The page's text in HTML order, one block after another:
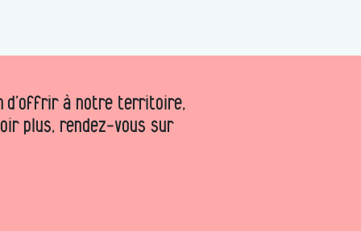
d’offrir à notre territoire,
plus, rendez-vous sur